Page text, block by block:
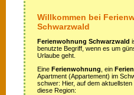
Willkommen bei
Schwarzwald
Ferienwohnung Schwarzwald
benutzte Begriff, wenn es um
Urlaube geht.
Eine Ferienwohnung , ein
Apartment (Appartement) im
schwer: Hier, auf dem
diese Region: